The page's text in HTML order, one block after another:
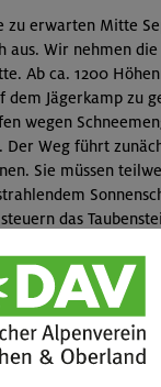
zu erwarten Mitte
Wir nehmen
Ab ca. 1200
Jägerkamp zu
wegen
Weg führt
Sie müssen
das
steigen
den
die in die gleiche
Kreis von dieser
zum Spitzingsee